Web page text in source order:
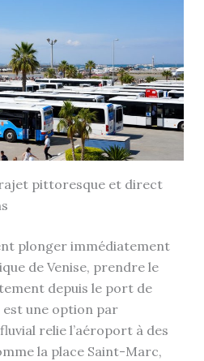
pittoresque et direct
plonger immédiatement
de Venise, prendre le
depuis le port de
une option par
relie l’aéroport à des
la place Saint-Marc,